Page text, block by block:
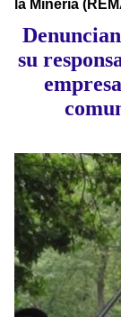
la Minería
su